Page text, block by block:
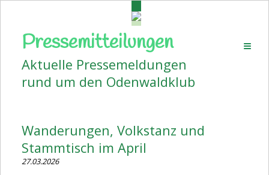
Startseite
Aktuelles
Pressemitteilungen
Wanderplan
Veranstaltungen
Pressemitteilungen
Aktuelle Pressemeldungen
rund um den Odenwaldklub
Wanderungen, Volkstanz und
Stammtisch im April
27.03.2026